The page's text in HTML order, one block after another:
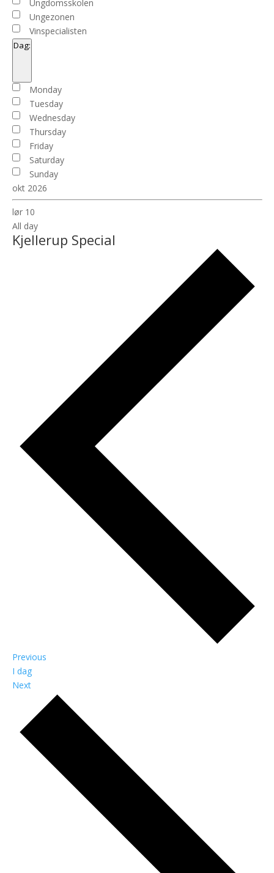
Ungdomsskolen
Ungezonen
Vinspecialisten
Dag:
filterClose
Dag
Monday
Tuesday
Wednesday
Thursday
Friday
Saturday
Sunday
okt 2026
lør 10
All day
Kjellerup Special
PreviousBegivenheder
I dag
NextBegivenheder